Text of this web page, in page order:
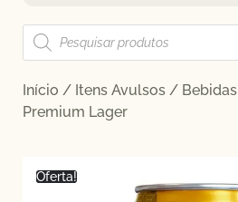
Início / Itens Avulsos / Bebidas
Premium Lager
Oferta!